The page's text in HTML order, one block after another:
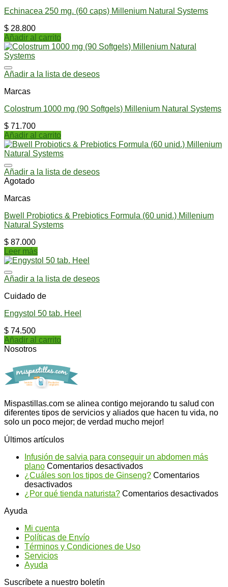
Echinacea 250 mg. (60 caps) Millenium Natural Systems
$ 28.800
Añadir al carrito
Añadir a la lista de deseos
Marcas
Colostrum 1000 mg (90 Softgels) Millenium Natural Systems
$ 71.700
Añadir al carrito
Añadir a la lista de deseos
Agotado
Marcas
Bwell Probiotics & Prebiotics Formula (60 unid.) Millenium
Natural Systems
$ 87.000
Leer más
Añadir a la lista de deseos
Cuidado de
Engystol 50 tab. Heel
$ 74.500
Añadir al carrito
Nosotros
Mispastillas.com se alinea contigo mejorando tu salud con
diferentes tipos de servicios y aliados que hacen tu vida, no
solo un poco mejor; de verdad mucho mejor!
Últimos artículos
Infusión de salvia para conseguir un abdomen más
plano Comentarios desactivadosen
Infusión
salvia
¿Cuáles son los tipos de Ginseng? Comentarios
desactivadosen
¿Cuáles
Ginseng?
¿Por qué tienda naturista? Comentarios desactivadosen
Ayuda
Mi cuenta
Políticas de Envío
Términos y Condiciones de Uso
Servicios
Ayuda
Suscríbete a nuestro boletín